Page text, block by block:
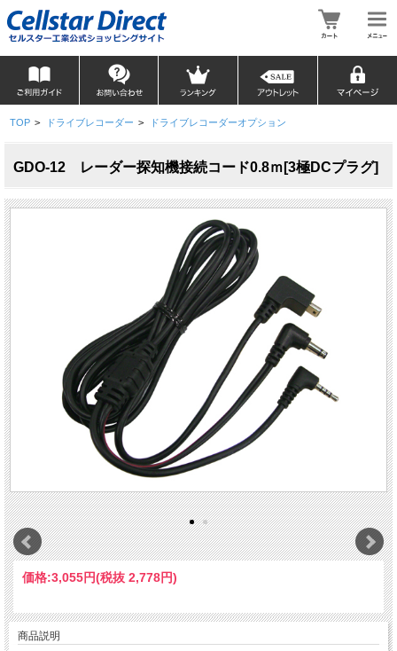
TOP > ドライブレコーダー > ドライブレコーダーオプション
GDO-12 レーダー探知機接続コード0.8ｍ[3極DCプラグ]
価格:3,055円(税抜 2,778円)
商品説明